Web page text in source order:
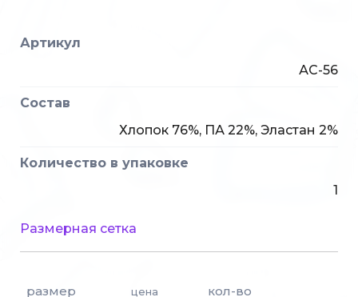
Артикул
АС-56
Состав
Хлопок 76%, ПА 22%, Эластан 2%
Количество в упаковке
1
Размерная сетка
размер цена кол-во